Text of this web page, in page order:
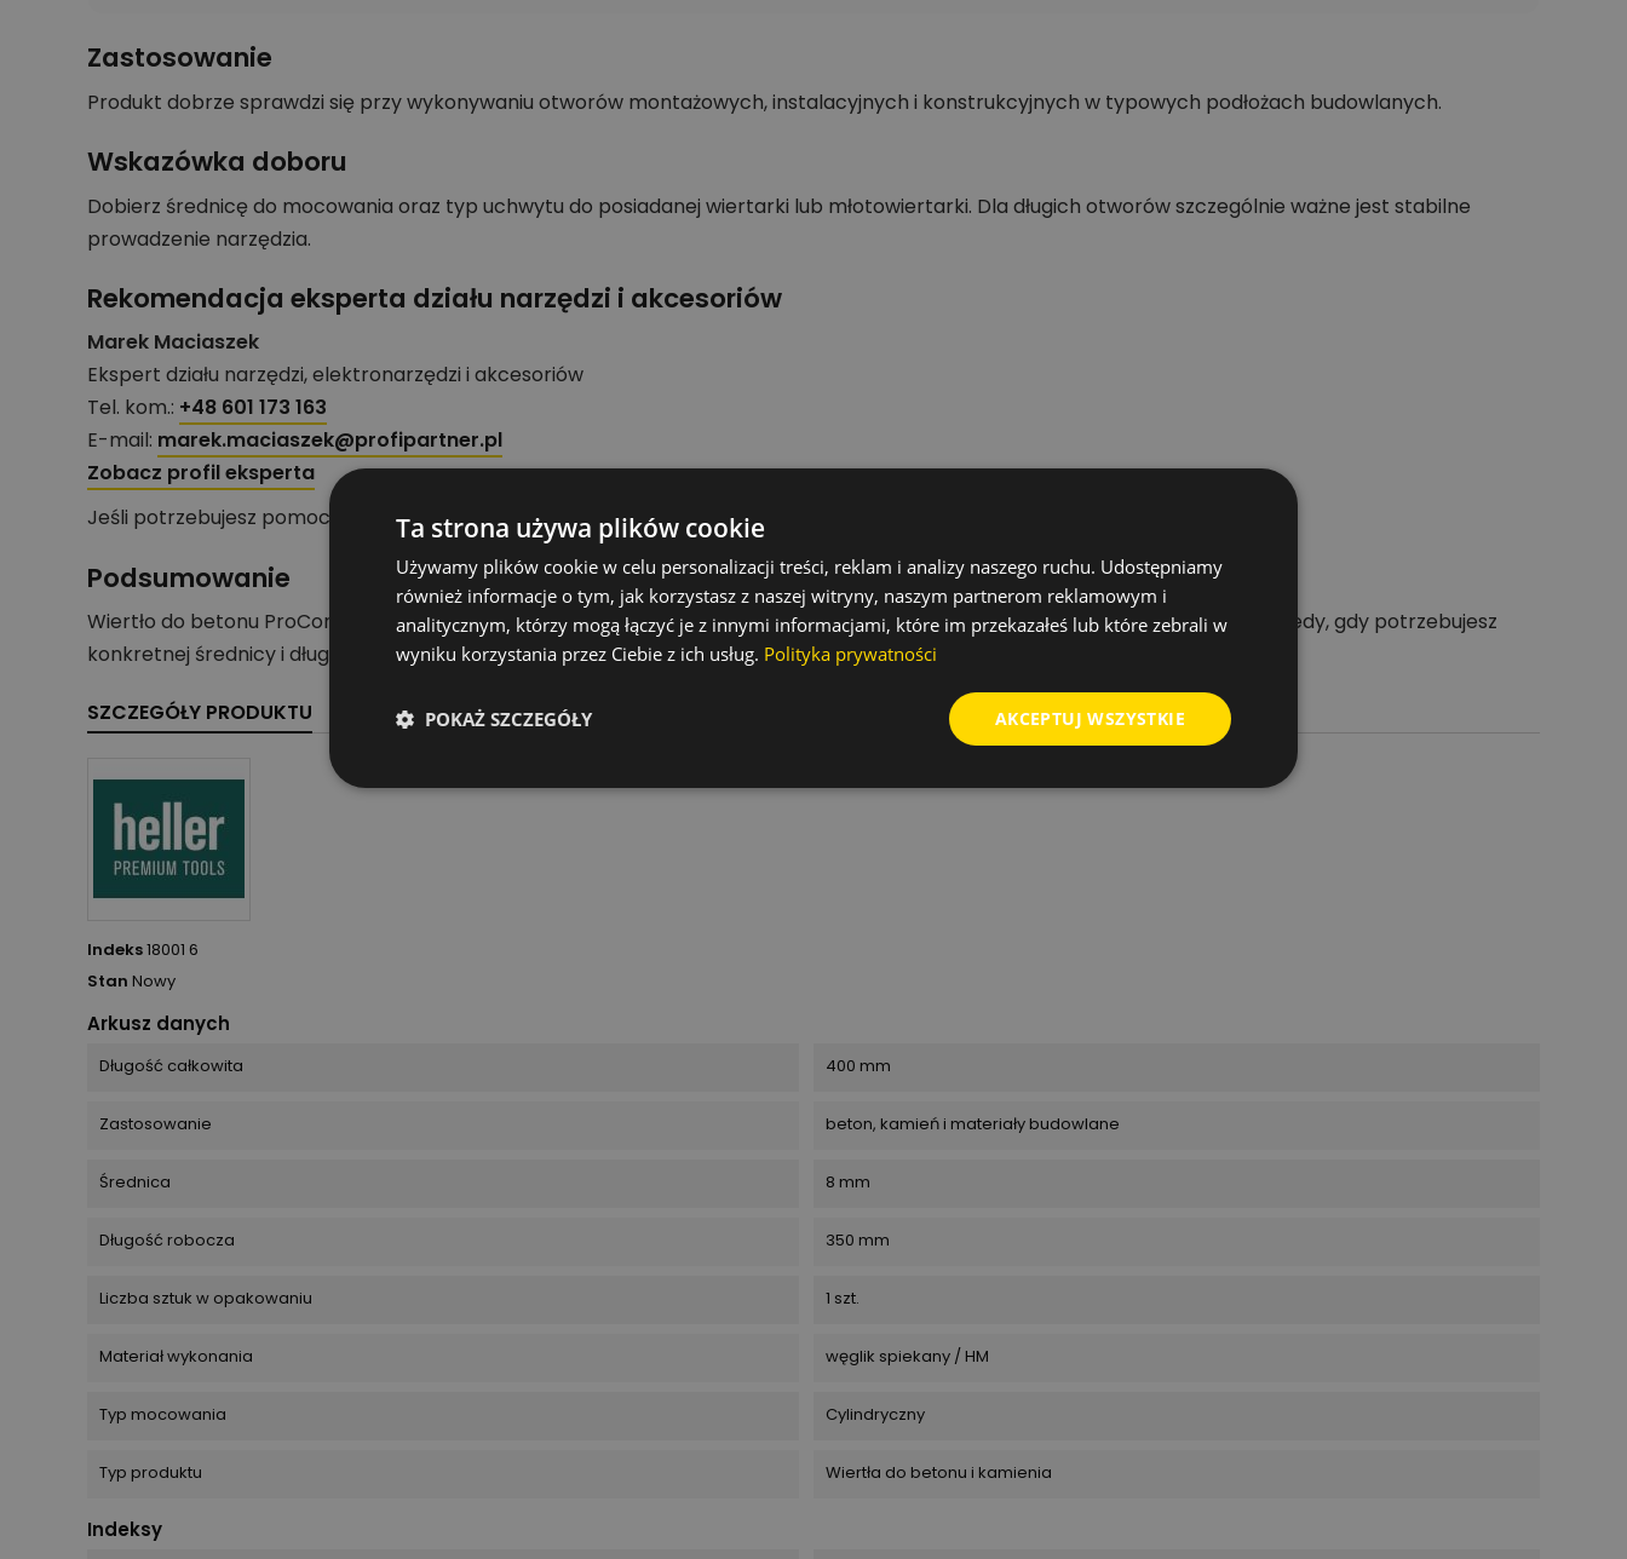
Zastosowanie
Produkt dobrze sprawdzi się przy wykonywaniu otworów montażowych, instalacyjnych i konstrukcyjnych w typowych podłożach budowlanych.
Wskazówka doboru
Dobierz średnicę do mocowania oraz typ uchwytu do posiadanej wiertarki lub młotowiertarki. Dla długich otworów szczególnie ważne jest stabilne
prowadzenie narzędzia.
Rekomendacja eksperta działu narzędzi i akcesoriów
Marek Maciaszek
Ekspert działu narzędzi, elektronarzędzi i akcesoriów
Tel. kom.: +48 601 173 163
E-mail: marek.maciaszek@profipartner.pl
Zobacz profil eksperta
Jeśli potrzebujesz pomocy przy doborze produktu, chętnie pomogę.
Podsumowanie
Wiertło do betonu ProConcrete, 8,0x350/400 to dopasowany osprzęt Heller do prac w betonie i kamieniu. Warto wybrać go wtedy, gdy potrzebujesz
konkretnej średnicy i długości do przewidywalnego wiercenia.
SZCZEGÓŁY PRODUKTU
Indeks18001 6
Stan Nowy
Arkusz danych
Długość całkowita 400 mm
Zastosowanie beton, kamień i materiały budowlane
Średnica 8 mm
Długość robocza 350 mm
Liczba sztuk w opakowaniu 1 szt.
Materiał wykonania węglik spiekany / HM
Typ mocowania Cylindryczny
Typ produktu Wiertła do betonu i kamienia
Indeksy
Ta strona używa plików cookie
Używamy plików cookie w celu personalizacji treści, reklam i analizy naszego ruchu. Udostępniamy
również informacje o tym, jak korzystasz z naszej witryny, naszym partnerom reklamowym i
analitycznym, którzy mogą łączyć je z innymi informacjami, które im przekazałeś lub które zebrali w
wyniku korzystania przez Ciebie z ich usług. Polityka prywatności
AKCEPTUJ WSZYSTKIE
POKAŻ SZCZEGÓŁY